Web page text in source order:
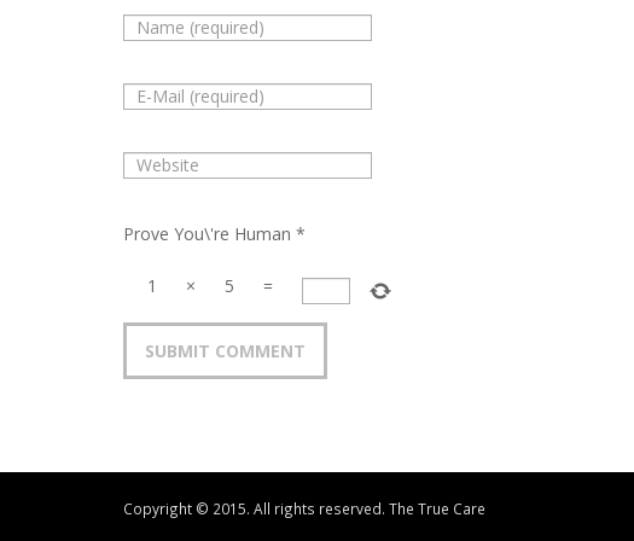
Prove You\'re Human *
1 × 5 =
Copyright © 2015. All rights reserved. The True Care